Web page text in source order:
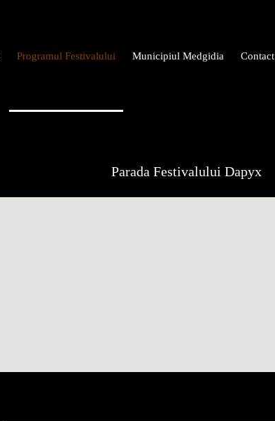
Programul Festivalului Municipiul Medgidia Contact
Parada Festivalului Dapyx